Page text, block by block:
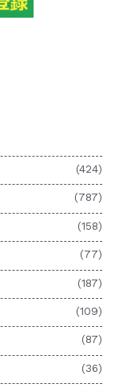
(424)
(787)
(158)
(77)
(187)
(109)
(87)
(36)